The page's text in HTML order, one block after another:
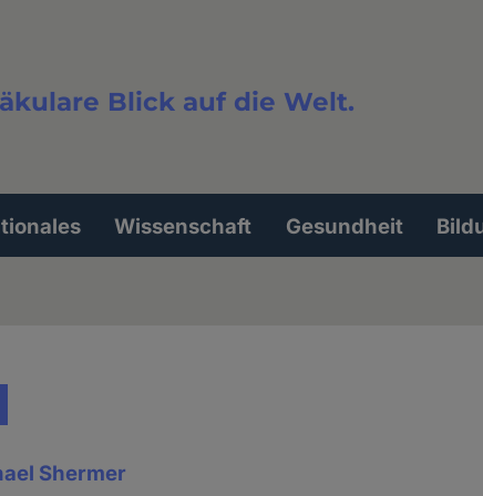
Blick auf die Welt.
Wissenschaft Gesundheit
Shermer